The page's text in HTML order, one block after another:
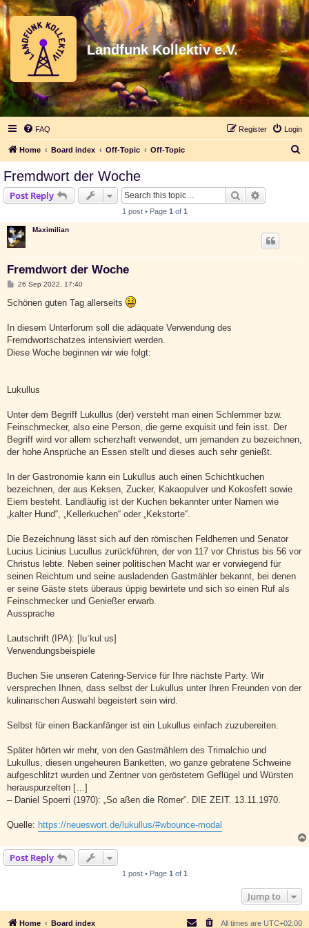
Landfunk Kollektiv e.V.
FAQ Login
Register
Home Board index Off-Topic Off-Topic
Fremdwort der Woche
Post Reply Search
1 post • Page 1 of 1
Maximilian
Fremdwort der Woche
P
s
t
26 Sep 2022, 17:40
Schönen guten Tag allerseits
In diesem Unterforum soll die adäquate Verwendung des
Fremdwortschatzes intensiviert werden.
Diese Woche beginnen wir wie folgt:
Lukullus
Unter dem Begriff Lukullus (der) versteht man einen Schlemmer bzw.
Feinschmecker, also eine Person, die gerne exquisit und fein isst. Der
Begriff wird vor allem scherzhaft verwendet, um jemanden zu bezeichnen,
der hohe Ansprüche an Essen stellt und dieses auch sehr genießt.
In der Gastronomie kann ein Lukullus auch einen Schichtkuchen
bezeichnen, der aus Keksen, Zucker, Kakaopulver und Kokosfett sowie
Eiern besteht. Landläufig ist der Kuchen bekannter unter Namen wie
„kalter Hund“, „Kellerkuchen“ oder „Kekstorte“.
Die Bezeichnung lässt sich auf den römischen Feldherren und Senator
Lucius Licinius Lucullus zurückführen, der von 117 vor Christus bis 56 vor
Christus lebte. Neben seiner politischen Macht war er vorwiegend für
seinen Reichtum und seine ausladenden Gastmähler bekannt, bei denen
er seine Gäste stets überaus üppig bewirtete und sich so einen Ruf als
Feinschmecker und Genießer erwarb.
Aussprache
Lautschrift (IPA): [luˈkulːus]
Verwendungsbeispiele
Buchen Sie unseren Catering-Service für Ihre nächste Party. Wir
versprechen Ihnen, dass selbst der Lukullus unter Ihren Freunden von der
kulinarischen Auswahl begeistert sein wird.
Selbst für einen Backanfänger ist ein Lukullus einfach zuzubereiten.
Später hörten wir mehr, von den Gastmählern des Trimalchio und
Lukullus, diesen ungeheuren Banketten, wo ganze gebratene Schweine
aufgeschlitzt wurden und Zentner von geröstetem Geflügel und Würsten
herauspurzelten […]
– Daniel Spoerri (1970): „So aßen die Römer“. DIE ZEIT. 13.11.1970.
Quelle: https://neueswort.de/lukullus/#wbounce-modal
Post Reply
1 post • Page 1 of 1
Jump to
Home Board index All times are UTC+02:00